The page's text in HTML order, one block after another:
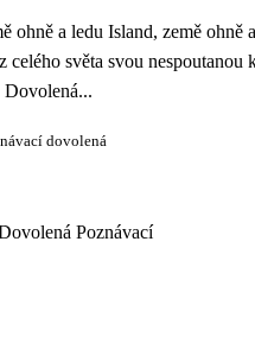
ohně a ledu Island, země ohně
celého světa svou nespoutanou
Dovolená...
dovolená